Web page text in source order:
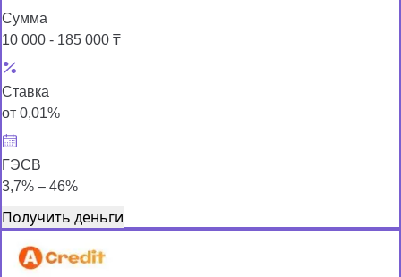
Сумма
10 000 - 185 000 ₸
Ставка
от 0,01%
ГЭСВ
3,7% – 46%
Получить деньги